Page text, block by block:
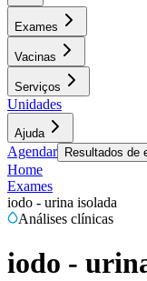
Exames
Vacinas
Serviços
Unidades
Ajuda
Agendar Resultados de
Home
Exames
iodo - urina isolada
Análises clínicas
iodo -